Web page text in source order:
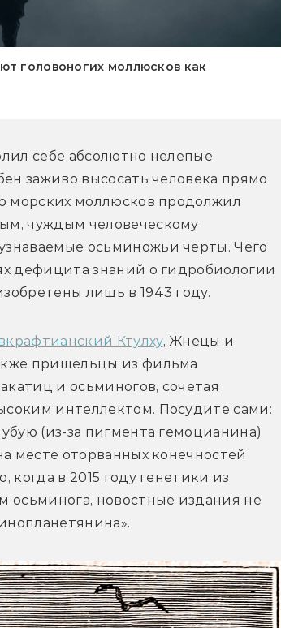
головоногих моллюсков как
себе абсолютно нелепые
заживо высосать человека прямо
чуждым человеческому
осьминожьи черты. Чего
дефицита знаний о гидробиологии
лишь в 1943 году.
Ктулху, Жнецы и
и осьминогов, сочетая
интеллектом. Посудите сами:
(из-за пигмента гемоцианина)
месте оторванных конечностей
в 2015 году генетики из
осьминога, новостные издания не